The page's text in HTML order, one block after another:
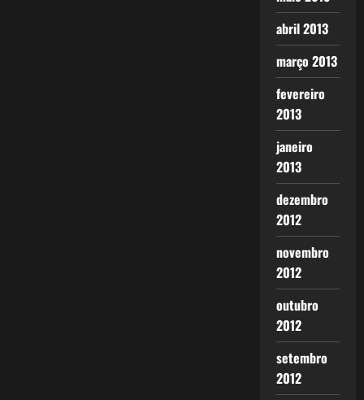
abril 2013
março 2013
fevereiro
2013
janeiro
2013
dezembro
2012
novembro
2012
outubro
2012
setembro
2012